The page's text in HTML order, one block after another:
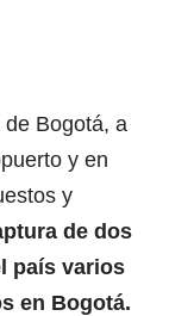
Bogotá, a
y en
y
de dos
país varios
en Bogotá.